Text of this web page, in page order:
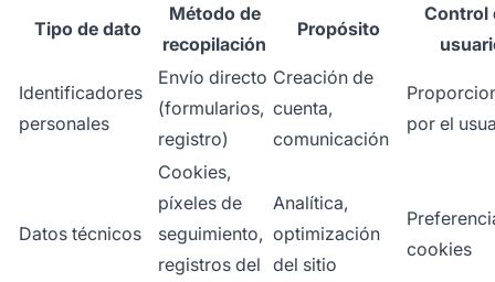
Tipo de dato
Método de
recopilación
Propósito
Control
Identificadores
personales
Envío directo
(formularios,
registro)
Creación de
cuenta,
comunicación
por el
Datos técnicos
Cookies,
píxeles de
seguimiento,
registros del
Analítica,
optimización
del sitio
cookies